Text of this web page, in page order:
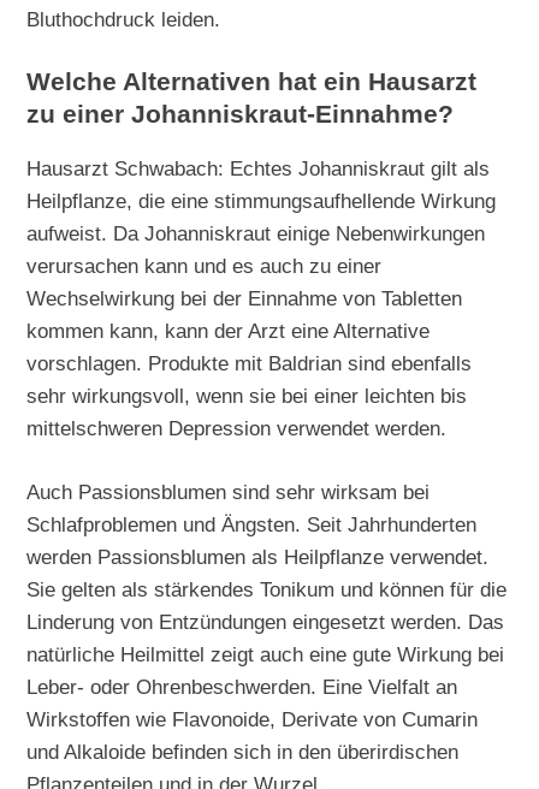
Bluthochdruck leiden.
Welche Alternativen hat ein Hausarzt
zu einer Johanniskraut-Einnahme?
Hausarzt Schwabach: Echtes Johanniskraut gilt als
Heilpflanze, die eine stimmungsaufhellende Wirkung
aufweist. Da Johanniskraut einige Nebenwirkungen
verursachen kann und es auch zu einer
Wechselwirkung bei der Einnahme von Tabletten
kommen kann, kann der Arzt eine Alternative
vorschlagen. Produkte mit Baldrian sind ebenfalls
sehr wirkungsvoll, wenn sie bei einer leichten bis
mittelschweren Depression verwendet werden.
Auch Passionsblumen sind sehr wirksam bei
Schlafproblemen und Ängsten. Seit Jahrhunderten
werden Passionsblumen als Heilpflanze verwendet.
Sie gelten als stärkendes Tonikum und können für die
Linderung von Entzündungen eingesetzt werden. Das
natürliche Heilmittel zeigt auch eine gute Wirkung bei
Leber- oder Ohrenbeschwerden. Eine Vielfalt an
Wirkstoffen wie Flavonoide, Derivate von Cumarin
und Alkaloide befinden sich in den überirdischen
Pflanzenteilen und in der Wurzel.